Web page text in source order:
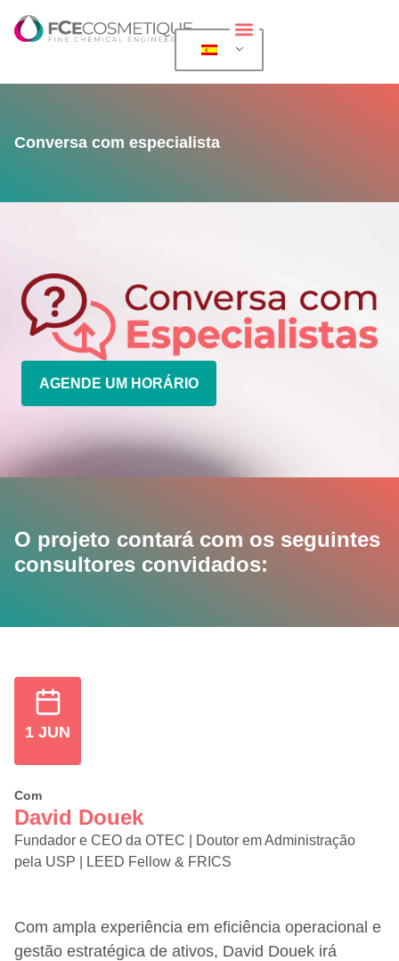
Conversa com especialista
AGENDE UM HORÁRIO
O projeto contará com os seguintes
consultores convidados:
1 JUN
Com
David Douek
Fundador e CEO da OTEC | Doutor em Administração
pela USP | LEED Fellow & FRICS
Com ampla experiência em eficiência operacional e
gestão estratégica de ativos, David Douek irá